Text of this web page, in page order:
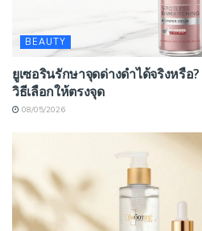
BEAUTY
ยูเซอรินรักษาจุดด่างดำได้จริงหรือ
วิธีเลือกให้ตรงจุด
08/05/2026